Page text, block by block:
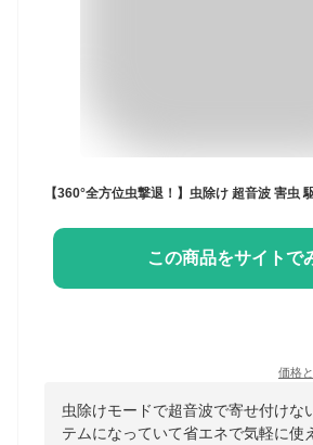
この商品をサイトで
価格
虫除けモードで超音波で寄せ付けな
テムになっていて省エネで気軽に使